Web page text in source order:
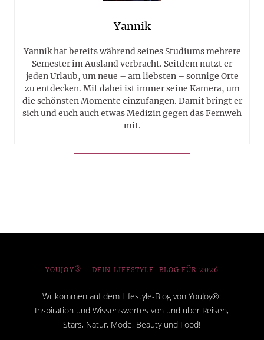
Yannik
Yannik hat bereits während seines Studiums mehrere
Semester im Ausland verbracht. Seitdem nutzt er
jeden Urlaub, um neue – am liebsten – sonnige Orte
zu entdecken. Mit dabei ist immer seine Kamera, um
die schönsten Momente einzufangen. Damit bringt er
sich und euch auch etwas Medizin gegen das Fernweh
mit.
YOUJOY® – DEIN LIFESTYLE-BLOG FÜR 2026
Willkommen auf dem Lifestyle-Blog von YouJoy®:
Inspiration und Wissenswertes von und über Reisen,
Stars, Natur, Mode, Beauty und Food!